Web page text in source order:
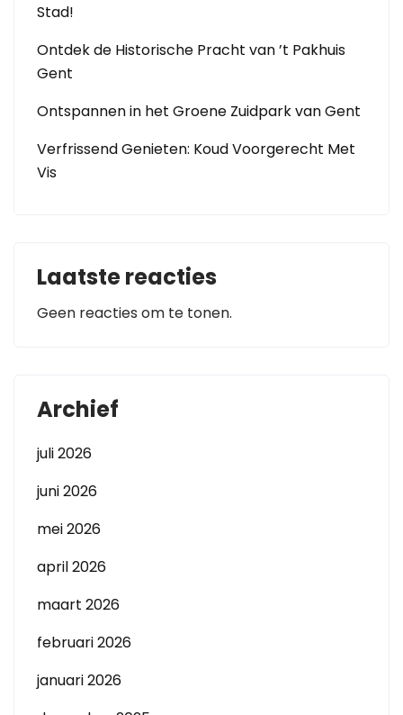
Stad!
Ontdek de Historische Pracht van ’t Pakhuis
Gent
Ontspannen in het Groene Zuidpark van Gent
Verfrissend Genieten: Koud Voorgerecht Met
Vis
Laatste reacties
Geen reacties om te tonen.
Archief
juli 2026
juni 2026
mei 2026
april 2026
maart 2026
februari 2026
januari 2026